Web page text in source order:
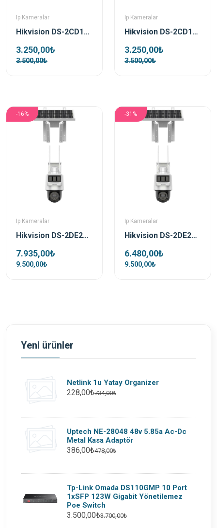
Ip Kameralar
Hikvision DS-2CD1723G2-LIZSU 2 Mp 2.8-12 Mm Motorize Dual Light Dome Ip Kamera
3.250,00₺
3.500,00₺
Ip Kameralar
Hikvision DS-2CD1623G2-LIZSU 2 Mp 2.8-12 Mm Motorize Dual Light Bullet Ip Kamera
3.250,00₺
3.500,00₺
-16%
Ip Kameralar
Hikvision DS-2DE2C400IWG-K/4G/C05S10 4 MP 2.8mm Pro Solar IP Güvenlik Kamerası
7.935,00₺
9.500,00₺
-31%
Ip Kameralar
Hikvision DS-2DE2C200IWG-K/4G/C05S10 2 MP 2.8mm Pro Solar IP Güvenlik Kamerası
6.480,00₺
9.500,00₺
Yeni ürünler
Netlink 1u Yatay Organizer
228,00₺734,00₺
Uptech NE-28048 48v 5.85a Ac-Dc
Metal Kasa Adaptör
386,00₺478,00₺
Tp-Link Omada DS110GMP 10 Port
1xSFP 123W Gigabit Yönetilemez
Poe Switch
3.500,00₺3.700,00₺